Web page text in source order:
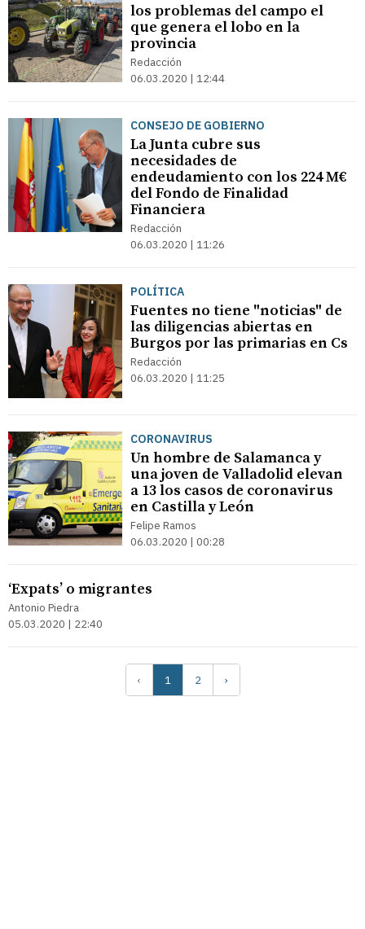
los problemas del campo el
que genera el lobo en la
provincia
Redacción
06.03.2020 | 12:44
CONSEJO DE GOBIERNO
La Junta cubre sus
necesidades de
endeudamiento con los 224 M€
del Fondo de Finalidad
Financiera
Redacción
06.03.2020 | 11:26
POLÍTICA
Fuentes no tiene "noticias" de
las diligencias abiertas en
Burgos por las primarias en Cs
Redacción
06.03.2020 | 11:25
CORONAVIRUS
Un hombre de Salamanca y
una joven de Valladolid elevan
a 13 los casos de coronavirus
en Castilla y León
Felipe Ramos
06.03.2020 | 00:28
‘Expats’ o migrantes
Antonio Piedra
05.03.2020 | 22:40
‹ 1 2 ›